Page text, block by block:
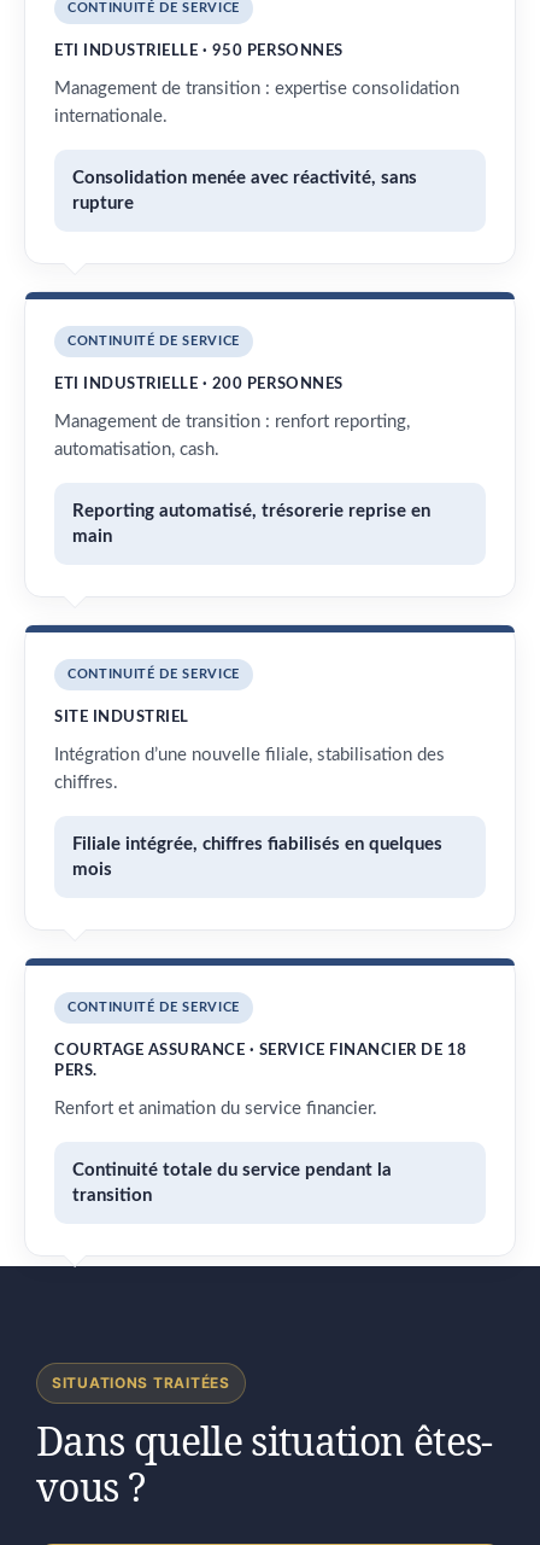
CONTINUITÉ DE SERVICE
ETI INDUSTRIELLE · 950 PERSONNES
Management de transition : expertise consolidation
internationale.
Consolidation menée avec réactivité, sans
rupture
CONTINUITÉ DE SERVICE
ETI INDUSTRIELLE · 200 PERSONNES
Management de transition : renfort reporting,
automatisation, cash.
Reporting automatisé, trésorerie reprise en
main
CONTINUITÉ DE SERVICE
SITE INDUSTRIEL
Intégration d’une nouvelle filiale, stabilisation des
chiffres.
Filiale intégrée, chiffres fiabilisés en quelques
mois
CONTINUITÉ DE SERVICE
COURTAGE ASSURANCE · SERVICE FINANCIER DE 18
PERS.
Renfort et animation du service financier.
Continuité totale du service pendant la
transition
SITUATIONS TRAITÉES
Dans quelle situation êtes-
vous ?